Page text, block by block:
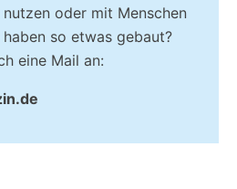
oder mit Menschen
so etwas gebaut?
eine Mail an: